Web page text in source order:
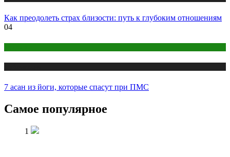
Как преодолеть страх близости: путь к глубоким отношениям
04
7 асан из йоги, которые спасут при ПМС
Самое популярное
1